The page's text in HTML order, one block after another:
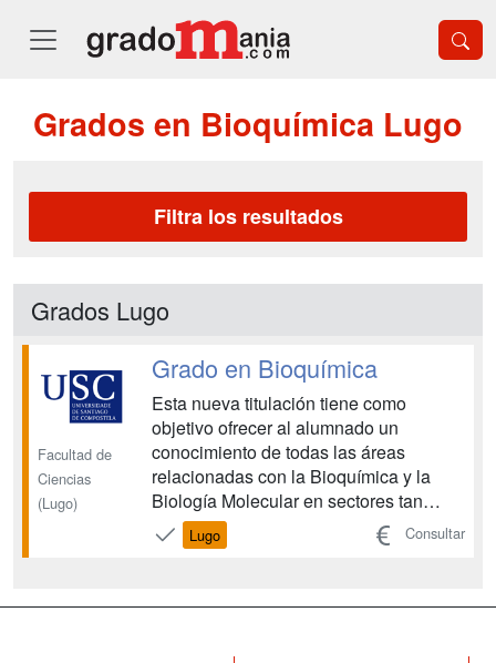
Grados en Bioquímica Lugo
Filtra los resultados
Grados Lugo
Facultad de
Ciencias
(Lugo)
Grado en Bioquímica
Esta nueva titulación tiene como
objetivo ofrecer al alumnado un
conocimiento de todas las áreas
relacionadas con la Bioquímica y la
Biología Molecular en sectores tan
diversos como el alimentario,
biosanitario, cosmético, farmacéutico,
Lugo Consultar